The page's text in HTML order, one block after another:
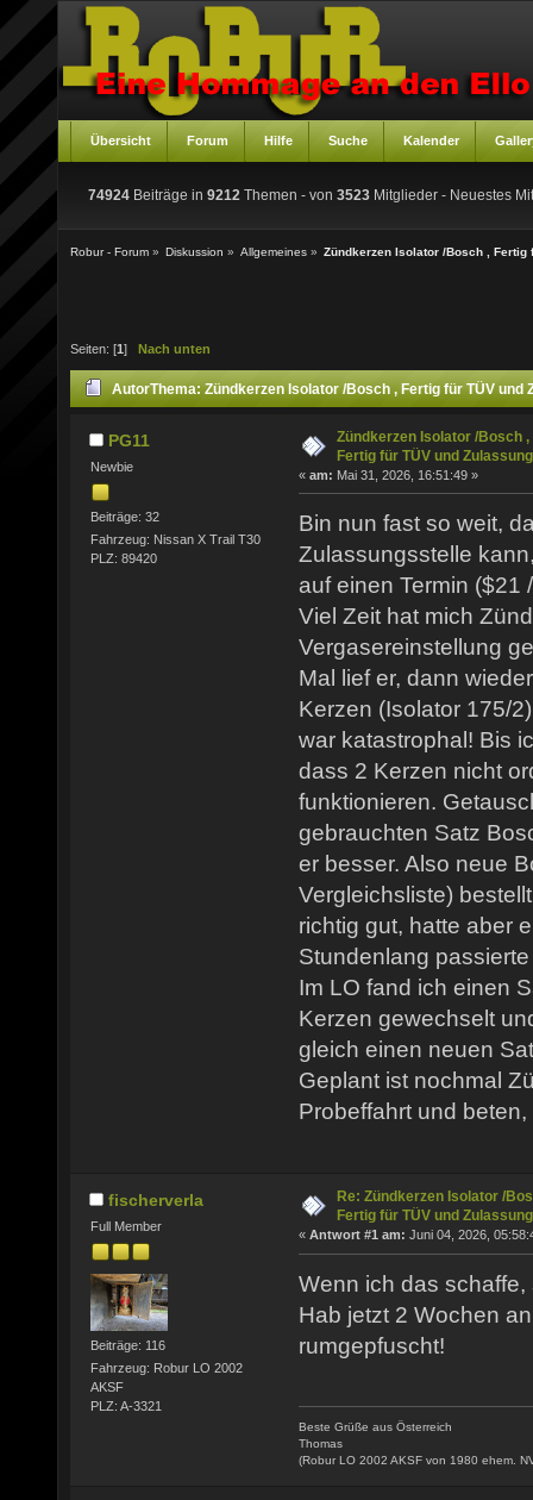
Übersicht Forum Hilfe Suche Kalender
74924 Beiträge in 9212 Themen - von 3523 Mitglieder - Neuestes
Robur - Forum » Diskussion » Allgemeines » Zündkerzen Isolator /Bosch , Fertig
Seiten: [1 ] Nach unten
AutorThema: Zündkerzen Isolator /Bosch , Fertig für TÜV und
PG11
Newbie
Beiträge: 32
Fahrzeug: Nissan X Trail T30
PLZ: 89420
Zündkerzen Isolator /Bosch ,
Fertig für TÜV und Zulassung
« am: Mai 31, 2026, 16:51:49 »
Bin nun fast so weit,
Zulassungsstelle
auf einen Termin ($21
Viel Zeit hat mich
Vergasereinstellung
Mal lief er, dann
Kerzen (Isolator 175/
war katastrophal! Bis
dass 2 Kerzen nicht
funktionieren.
gebrauchten Satz
er besser. Also neue
Vergleichsliste)
richtig gut, hatte aber
Stundenlang
Im LO fand ich einen
Kerzen gewechselt
gleich einen neuen
Geplant ist nochmal
Probeffahrt und
fischerverla
Full Member
Beiträge: 116
Fahrzeug: Robur LO 2002
AKSF
PLZ: A-3321
Re: Zündkerzen Isolator /
Fertig für TÜV und Zulassung
« Antwort #1 am: Juni 04, 2026,
Wenn ich das
Hab jetzt 2 Wochen
rumgepfuscht!
Beste Grüße aus Österreich
Thomas
(Robur LO 2002 AKSF von 1980 ehem.